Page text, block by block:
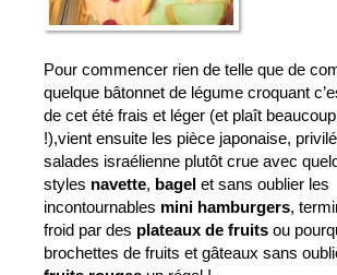
Pour commencer rien de telle que de
quelque bâtonnet de légume croquant
de cet été frais et léger (et plaît
!),vient ensuite les pièce japonaise,
salades israélienne plutôt crue avec
styles navette, bagel et sans oublier les
incontournables mini hamburgers,
froid par des plateaux de fruits ou
brochettes de fruits et gâteaux sans